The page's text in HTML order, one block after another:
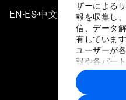
ザーによる
報を収集し
信、データ
有していま
ユーザーが
報や各パー
に収集され
トナーによ
す。
EN ▪ES▪中文▪ 日本語
プライバシー